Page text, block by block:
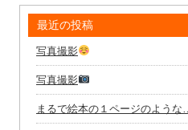
最近の投稿
写真撮影
写真撮影
まるで絵本の１ページのような…